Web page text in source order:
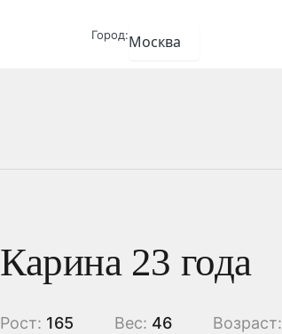
Город:
Карина 23 года
Рост: 165 Вес: 46 Возраст: